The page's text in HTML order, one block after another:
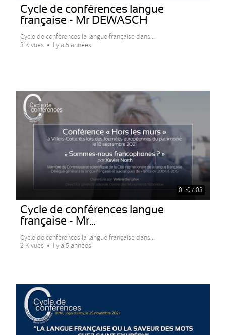
Cycle de conférences langue
française - Mr DEWASCH
Cycle de conférences la langue française dans...
3 K vues
Il y a 5 années
01:07:03
Cycle de conférences langue
française - Mr...
Cycle de conférences la langue française dans...
2 K vues
Il y a 5 années